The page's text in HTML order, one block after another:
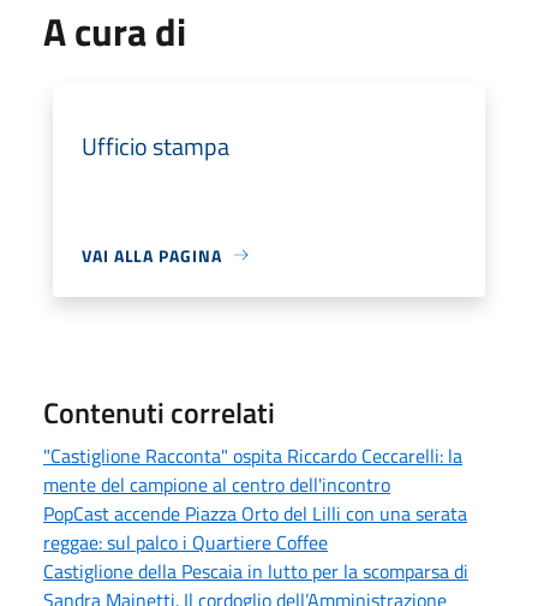
A cura di
Ufficio stampa
VAI ALLA PAGINA
Contenuti correlati
"Castiglione Racconta" ospita Riccardo Ceccarelli: la
mente del campione al centro dell'incontro
PopCast accende Piazza Orto del Lilli con una serata
reggae: sul palco i Quartiere Coffee
Castiglione della Pescaia in lutto per la scomparsa di
Sandra Mainetti. Il cordoglio dell’Amministrazione